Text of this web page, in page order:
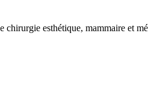
esthétique, mammaire et